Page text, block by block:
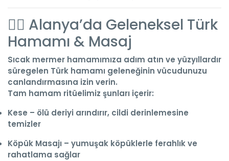
💆‍♀️ Alanya’da Geleneksel Türk
Hamamı & Masaj
Sıcak mermer hamamımıza adım atın ve yüzyıllardır
süregelen Türk hamamı geleneğinin vücudunuzu
canlandırmasına izin verin.
Tam hamam ritüelimiz şunları içerir:
Kese – ölü deriyi arındırır, cildi derinlemesine
temizler
Köpük Masajı – yumuşak köpüklerle ferahlık ve
rahatlama sağlar